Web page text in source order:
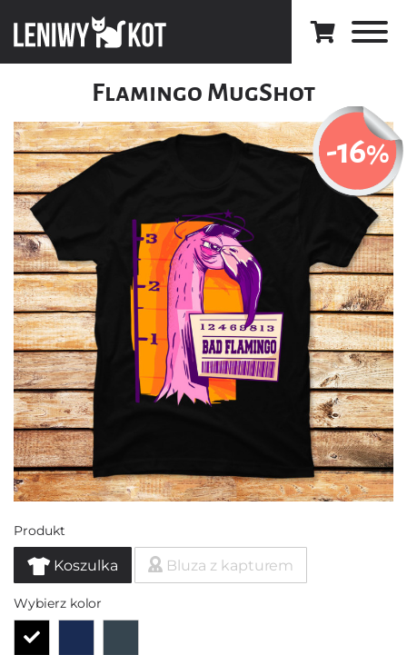
Flamingo MugShot
-16%
Produkt
Koszulka Bluza z kapturem
Wybierz kolor